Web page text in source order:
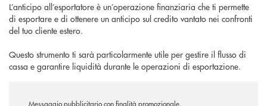
L’anticipo all’esportatore è un’operazione finanziaria che ti permette
di esportare e di ottenere un anticipo sul credito vantato nei confronti
del tuo cliente estero.
Questo strumento ti sarà particolarmente utile per gestire il flusso di
cassa e garantire liquidità durante le operazioni di esportazione.